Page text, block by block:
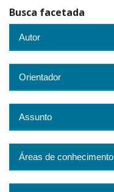
Busca facetada
Autor
Orientador
Assunto
Áreas de conhecimento